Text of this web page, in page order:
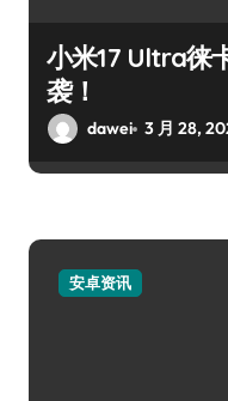
小米17 Ultra徕
袭！
dawei 3 月 28,
安卓资讯